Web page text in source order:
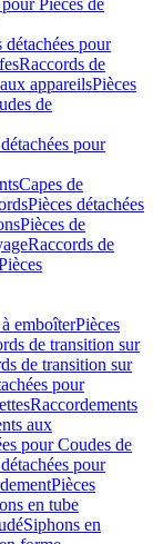
pour Pièces de
détachées pour
Raccords de
appareilsPièces
de
pour
Capes de
Pièces détachées
Pièces de
Raccords de
emboîterPièces
de transition sur
de transition sur
pour
Raccordements
aux
pour Coudes de
pour
Pièces
en tube
Siphons en